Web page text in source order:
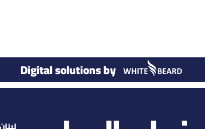
Digital solutions by
لبنان